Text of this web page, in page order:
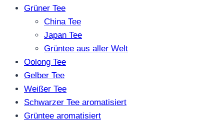
Grüner Tee
China Tee
Japan Tee
Grüntee aus aller Welt
Oolong Tee
Gelber Tee
Weißer Tee
Schwarzer Tee aromatisiert
Grüntee aromatisiert